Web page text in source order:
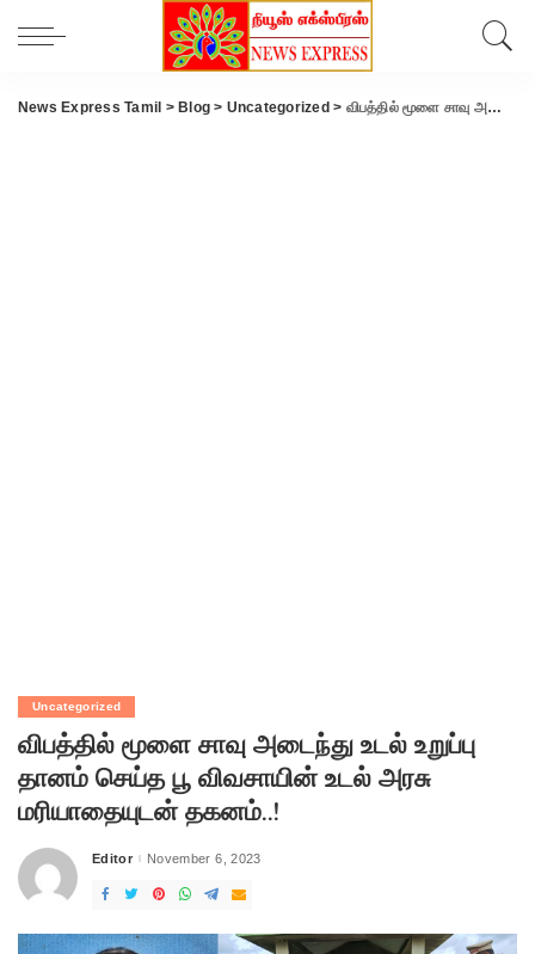
News Express Tamil > Blog > Uncategorized > விபத்தில் மூளை சாவு அடைந்து உடல் உறுப்பு தானம் செய்த பூ விவசாயின் உடல் அரசு மரியாதையுடன் தகனம்..!
Uncategorized
விபத்தில் மூளை சாவு அடைந்து உடல் உறுப்பு
தானம் செய்த பூ விவசாயின் உடல் அரசு
மரியாதையுடன் தகனம்..!
Posted
Editor November 6, 2023